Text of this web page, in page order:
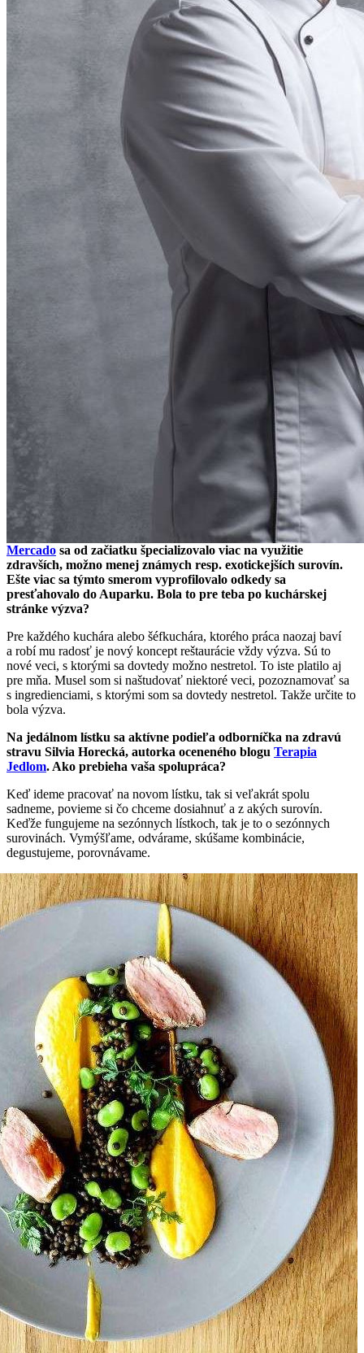
Mercado sa od začiatku špecializovalo viac na využitie
zdravších, možno menej známych resp. exotickejších surovín.
Ešte viac sa týmto smerom vyprofilovalo odkedy sa
presťahovalo do Auparku. Bola to pre teba po kuchárskej
stránke výzva?
Pre každého kuchára alebo šéfkuchára, ktorého práca naozaj baví
a robí mu radosť je nový koncept reštaurácie vždy výzva. Sú to
nové veci, s ktorými sa dovtedy možno nestretol. To iste platilo aj
pre mňa. Musel som si naštudovať niektoré veci, pozoznamovať sa
s ingredienciami, s ktorými som sa dovtedy nestretol. Takže určite to
bola výzva.
Na jedálnom lístku sa aktívne podieľa odborníčka na zdravú
stravu Silvia Horecká, autorka oceneného blogu Terapia
Jedlom. Ako prebieha vaša spolupráca?
Keď ideme pracovať na novom lístku, tak si veľakrát spolu
sadneme, povieme si čo chceme dosiahnuť a z akých surovín.
Keďže fungujeme na sezónnych lístkoch, tak je to o sezónnych
surovinách. Vymýšľame, odvárame, skúšame kombinácie,
degustujeme, porovnávame.